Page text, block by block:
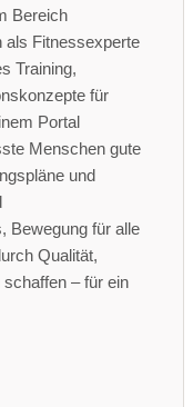
Bereich
als Fitnessexperte
Training,
für
Portal
Menschen gute
und
Bewegung für alle
Qualität,
– für ein